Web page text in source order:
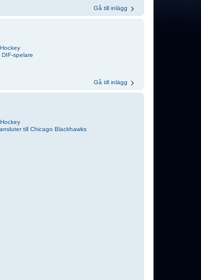
Gå till inlägg
spelare
Gå till inlägg
till Chicago Blackhawks